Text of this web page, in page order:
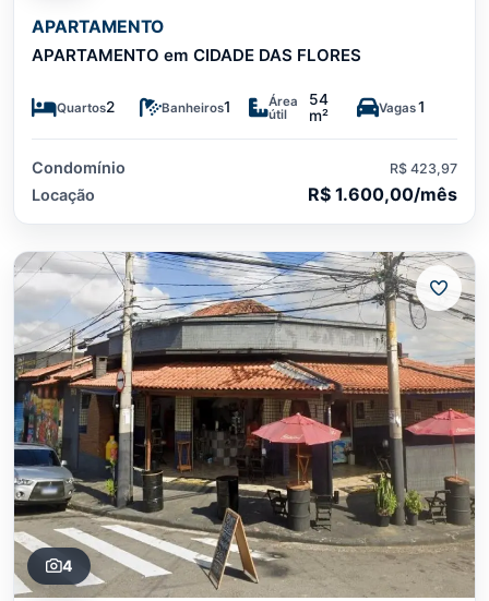
APARTAMENTO
APARTAMENTO em CIDADE DAS FLORES
Quartos2 Banheiros1
Área
útil
54
m²
Vagas1
Condomínio R$ 423,97
Locação R$ 1.600,00/mês
4